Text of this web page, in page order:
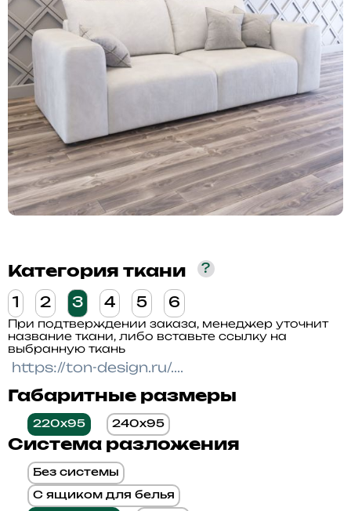
Категория ткани ?
1 2 3 4 5 6
При подтверждении заказа, менеджер уточнит
название ткани, либо вставьте ссылку на
выбранную ткань
Габаритные размеры
220x95 240x95
Система разложения
Без системы
С ящиком для белья